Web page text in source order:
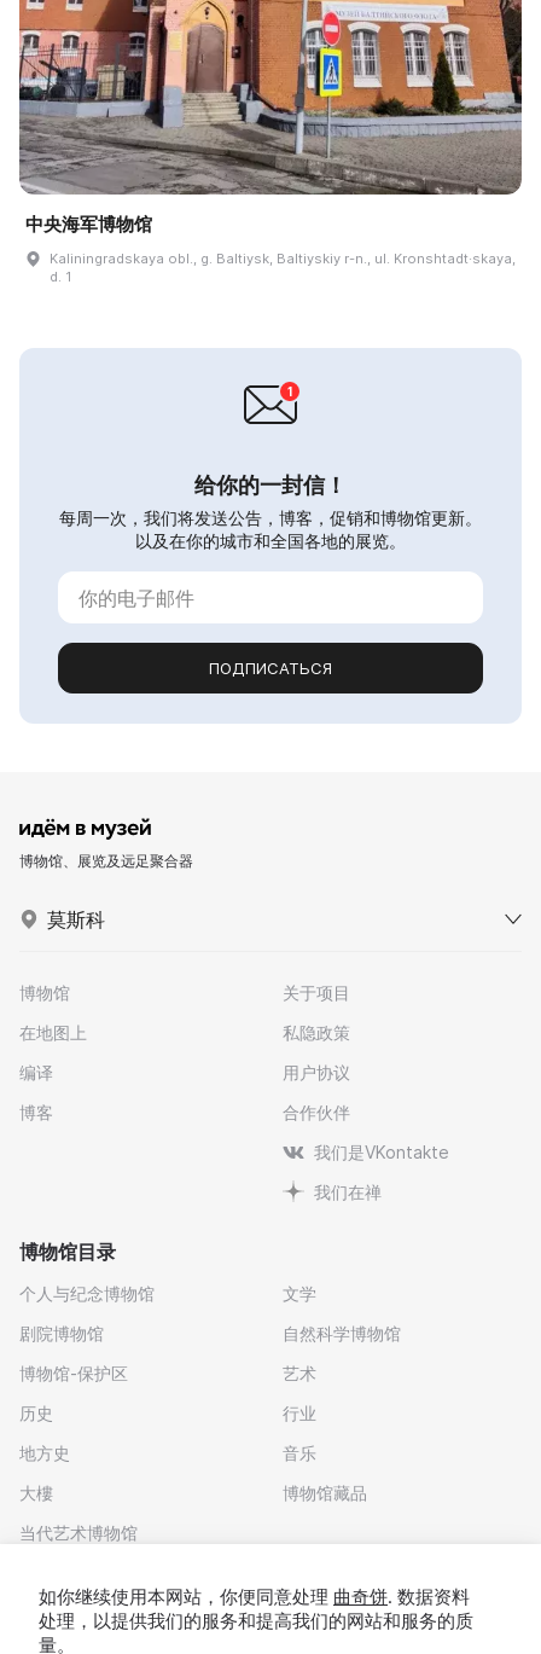
中央海军博物馆
Kaliningradskaya obl., g. Baltiysk, Baltiyskiy r-n., ul. Kronshtadt·skaya,
d. 1
给你的一封信！
每周一次，我们将发送公告，博客，促销和博物馆更新。
以及在你的城市和全国各地的展览。
ПОДПИСАТЬСЯ
博物馆、展览及远足聚合器
莫斯科
博物馆
在地图上
编译
博客
关于项目
私隐政策
用户协议
合作伙伴
我们是VKontakte
我们在禅
博物馆目录
个人与纪念博物馆
剧院博物馆
博物馆-保护区
历史
地方史
大樓
当代艺术博物馆
文学
自然科学博物馆
艺术
行业
音乐
博物馆藏品
如你继续使用本网站，你便同意处理 曲奇饼. 数据资料
处理，以提供我们的服务和提高我们的网站和服务的质
量。